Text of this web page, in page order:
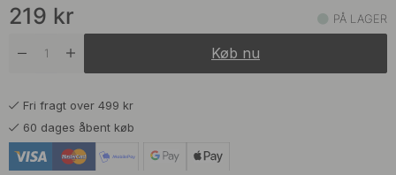
219 kr PÅ LAGER
Køb nu
Fri fragt over 499 kr
60 dages åbent køb